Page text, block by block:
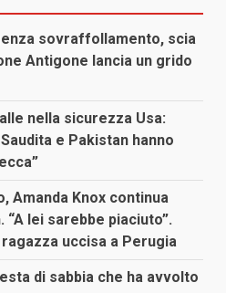
sovraffollamento, scia
Antigone lancia un grido
nella sicurezza Usa:
e Pakistan hanno
Amanda Knox continua
lei sarebbe piaciuto”.
uccisa a Perugia
di sabbia che ha avvolto